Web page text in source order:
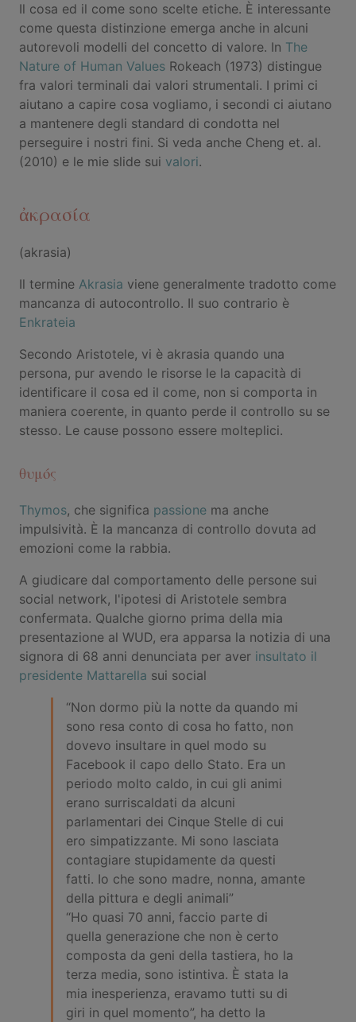
Il cosa ed il come sono scelte etiche. È interessante
come questa distinzione emerga anche in alcuni
autorevoli modelli del concetto di valore. In The
Nature of Human Values Rokeach (1973) distingue
fra valori terminali dai valori strumentali. I primi ci
aiutano a capire cosa vogliamo, i secondi ci aiutano
a mantenere degli standard di condotta nel
perseguire i nostri fini. Si veda anche Cheng et. al.
(2010) e le mie slide sui valori.
ἀκρασία
(akrasia)
Il termine Akrasia viene generalmente tradotto come
mancanza di autocontrollo. Il suo contrario è
Enkrateia
Secondo Aristotele, vi è akrasia quando una
persona, pur avendo le risorse le la capacità di
identificare il cosa ed il come, non si comporta in
maniera coerente, in quanto perde il controllo su se
stesso. Le cause possono essere molteplici.
θυμός
Thymos, che significa passione ma anche
impulsività. È la mancanza di controllo dovuta ad
emozioni come la rabbia.
A giudicare dal comportamento delle persone sui
social network, l'ipotesi di Aristotele sembra
confermata. Qualche giorno prima della mia
presentazione al WUD, era apparsa la notizia di una
signora di 68 anni denunciata per aver insultato il
presidente Mattarella sui social
“Non dormo più la notte da quando mi
sono resa conto di cosa ho fatto, non
dovevo insultare in quel modo su
Facebook il capo dello Stato. Era un
periodo molto caldo, in cui gli animi
erano surriscaldati da alcuni
parlamentari dei Cinque Stelle di cui
ero simpatizzante. Mi sono lasciata
contagiare stupidamente da questi
fatti. Io che sono madre, nonna, amante
della pittura e degli animali”
“Ho quasi 70 anni, faccio parte di
quella generazione che non è certo
composta da geni della tastiera, ho la
terza media, sono istintiva. È stata la
mia inesperienza, eravamo tutti su di
giri in quel momento”, ha detto la